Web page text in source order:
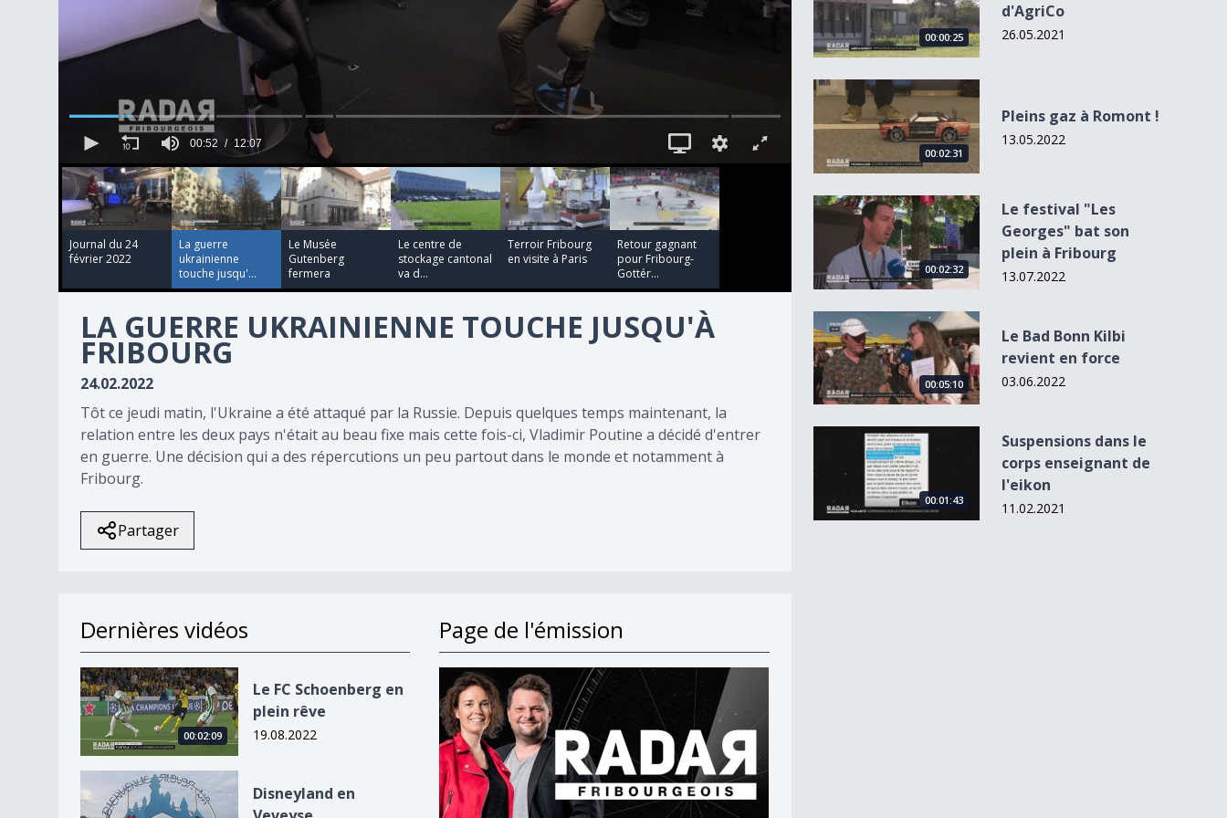
52
seconds
of
12
minutes,
secondsVolume
00:52 12:07
Journal du 24
février 2022
00:01:37
La guerre
ukrainienne
touche jusqu'...
00:01:30
Le Musée
Gutenberg
fermera
Le centre de
stockage cantonal
va d...
Terroir Fribourg
en visite à Paris
Retour gagnant
pour Fribourg-
Gottér...
LA GUERRE UKRAINIENNE TOUCHE JUSQU'À
FRIBOURG
24.02.2022
Tôt ce jeudi matin, l'Ukraine a été attaqué par la Russie. Depuis quelques temps maintenant, la
relation entre les deux pays n'était au beau fixe mais cette fois-ci, Vladimir Poutine a décidé d'entrer
en guerre. Une décision qui a des répercutions un peu partout dans le monde et notamment à
Fribourg.
Partager
Dernières vidéos
Le FC Schoenberg en plein rêve
00:02:09
Le FC Schoenberg en
plein rêve
19.08.2022
Disneyland en Veveyse
Disneyland en
Page de l'émission
00:00:25
d'AgriCo
26.05.2021
Pleins gaz à Romont !
00:02:31
Pleins gaz à Romont !
13.05.2022
Le festival &quot;Les Georges&quot; bat son plein à
00:02:32
Le festival "Les
Georges" bat son
plein à Fribourg
13.07.2022
Le Bad Bonn Kilbi revient en force
00:05:10
Le Bad Bonn Kilbi
revient en force
03.06.2022
Suspensions dans le corps enseignant de l&#039;eikon
00:01:43
Suspensions dans le
corps enseignant de
l'eikon
11.02.2021